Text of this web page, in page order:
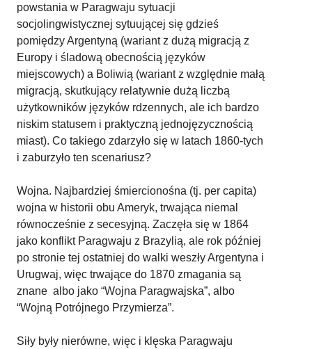
powstania w Paragwaju sytuacji
socjolingwistycznej sytuującej się gdzieś
pomiędzy Argentyną (wariant z dużą migracją z
Europy i śladową obecnością języków
miejscowych) a Boliwią (wariant z względnie małą
migracją, skutkujący relatywnie dużą liczbą
użytkowników języków rdzennych, ale ich bardzo
niskim statusem i praktyczną jednojęzycznością
miast). Co takiego zdarzyło się w latach 1860-tych
i zaburzyło ten scenariusz?
Wojna. Najbardziej śmiercionośna (tj. per capita)
wojna w historii obu Ameryk, trwająca niemal
równocześnie z secesyjną. Zaczęła się w 1864
jako konflikt Paragwaju z Brazylią, ale rok później
po stronie tej ostatniej do walki weszły Argentyna i
Urugwaj, więc trwające do 1870 zmagania są
znane albo jako “Wojna Paragwajska”, albo
“Wojną Potrójnego Przymierza”.
Siły były nierówne, więc i klęska Paragwaju